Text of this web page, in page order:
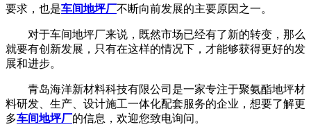
要求，也是车间地坪厂不断向前发展的主要原因之一。
对于车间地坪厂来说，既然市场已经有了新的转变，那么
就要有创新发展，只有在这样的情况下，才能够获得更好的发
展和进步。
青岛海洋新材料科技有限公司是一家专注于聚氨酯地坪材
料研发、生产、设计施工一体化配套服务的企业，想要了解更
多车间地坪厂的信息，欢迎您致电询问。